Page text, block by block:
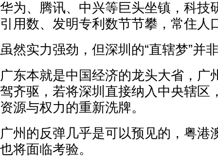
华为、腾讯、中兴等巨头坐镇，科技
引用数、发明专利数节节攀，常住人
虽然实力强劲，但深圳的“直辖梦”并
广东本就是中国经济的龙头大省，广
驾齐驱，若将深圳直接纳入中央辖区
资源与权力的重新洗牌。
广州的反弹几乎是可以预见的，粤港
也将面临考验。